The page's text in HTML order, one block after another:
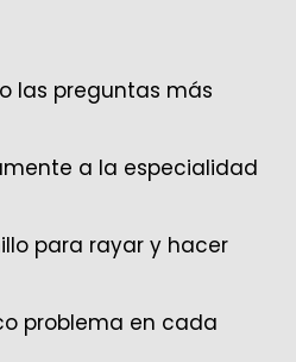
las preguntas más
a la especialidad
para rayar y hacer
problema en cada